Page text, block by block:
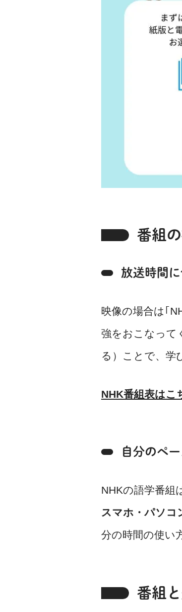
番組
放送時間
映像の場合は｢
強をおこなって
る）ことで、学
NHK番組表はこ
自分のペ
NHKの語学番組
スマホ・パソコ
分の時間の使い
番組